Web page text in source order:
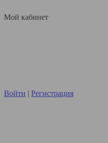
Мой кабинет
Войти | Регистрация